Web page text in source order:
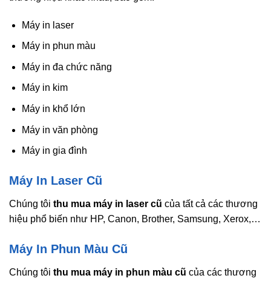
Máy in laser
Máy in phun màu
Máy in đa chức năng
Máy in kim
Máy in khổ lớn
Máy in văn phòng
Máy in gia đình
Máy In Laser Cũ
Chúng tôi thu mua máy in laser cũ của tất cả các thương
hiệu phổ biến như HP, Canon, Brother, Samsung, Xerox,…
Máy In Phun Màu Cũ
Chúng tôi thu mua máy in phun màu cũ của các thương